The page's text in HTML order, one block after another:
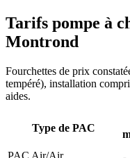
Tarifs pompe à
Montrond
Fourchettes de prix
tempéré), installation
aides.
Type de PAC
PAC Air/Air